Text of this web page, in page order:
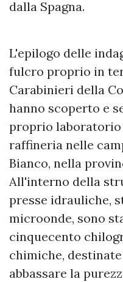
dalla Spagna.
​L'epilogo delle
fulcro proprio in
Carabinieri della
hanno scoperto e
proprio
raffineria nelle
Bianco, nella
All'interno della
presse idrauliche,
microonde, sono
cinquecento
chimiche,
abbassare la